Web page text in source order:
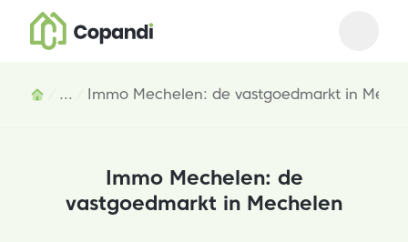
... Immo Mechelen: de vastgoedmarkt in
Immo Mechelen: de
vastgoedmarkt in Mechelen